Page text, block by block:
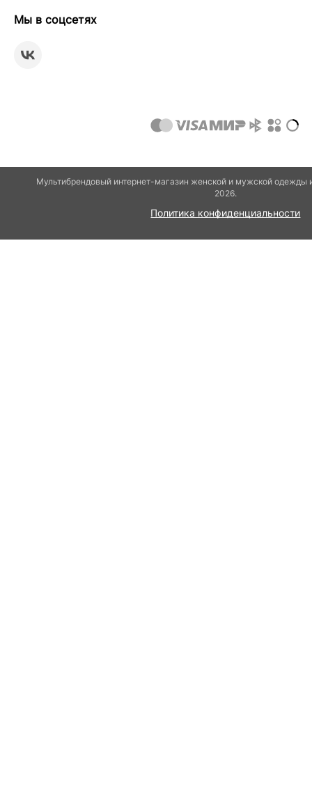
Мы в соцсетях
Мультибрендовый интернет-магазин женской и мужской
2026.
Политика конфиденциальности